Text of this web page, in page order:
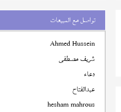
تواصل مع المبيعات
Ahmed Hussein
شريف مصطفى
دعاء
عبدالفتاح
hesham mahrous